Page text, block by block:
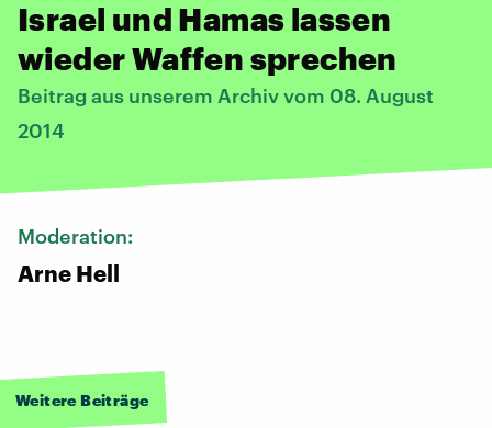
Israel und Hamas lassen
wieder Waffen sprechen
Beitrag aus unserem Archiv vom 08. August
2014
Moderation:
Arne Hell
Weitere Beiträge